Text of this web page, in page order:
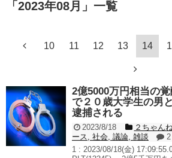
一部のコンテンツが表示されなくなったり、サ
たりする場合があります。
「 2023年08月 」 一覧
10 11 12 13 14
2億5000万円相当の
で２０歳大学生の男
逮捕される
2023/8/18 ２ちゃん
ース
社会 議論 雑談
2
1 : 2023/08/18(金)